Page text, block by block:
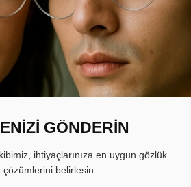
GÖNDERİN
ihtiyaçlarınıza en uygun gözlük
çözümlerini belirlesin.